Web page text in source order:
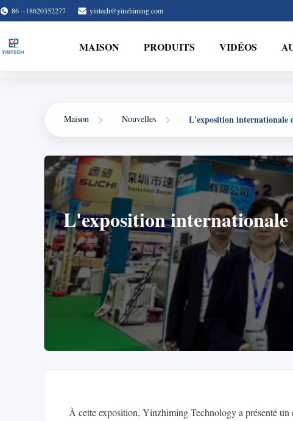
86 --18620352277 yintech@yinzhiming.com
MAISON PRODUITS VIDÉOS
Maison Nouvelles L'exposition internationale
L'exposition internationale
À cette exposition, Yinzhiming Technology a présenté